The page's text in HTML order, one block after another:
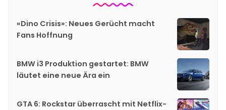
«Dino Crisis»: Neues Gerücht macht
Fans Hoffnung
BMW i3 Produktion gestartet: BMW
läutet eine neue Ära ein
GTA 6: Rockstar überrascht mit Netflix-